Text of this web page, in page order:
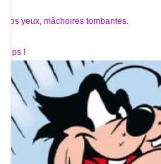
Gros yeux, mâchoires tombantes.
Oups !